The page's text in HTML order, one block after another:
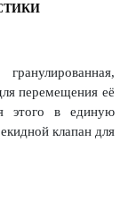
перемещения её
этого в единую
клапан для